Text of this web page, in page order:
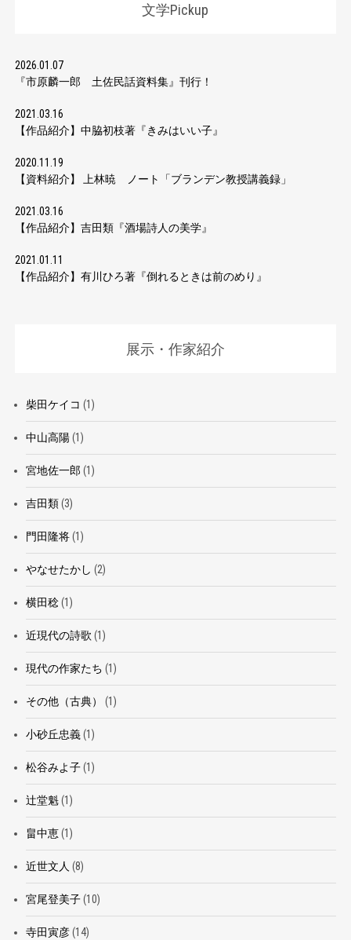
文学Pickup
2026.01.07
『市原麟一郎 土佐民話資料集』刊行！
2021.03.16
【作品紹介】中脇初枝著『きみはいい子』
2020.11.19
【資料紹介】 上林暁 ノート「ブランデン教授講義録」
2021.03.16
【作品紹介】吉田類『酒場詩人の美学』
2021.01.11
【作品紹介】有川ひろ著『倒れるときは前のめり』
展示・作家紹介
柴田ケイコ (1)
中山高陽(1)
宮地佐一郎 (1)
吉田類(3)
門田隆将(1)
やなせたかし (2)
横田稔(1)
近現代の詩歌 (1)
現代の作家たち (1)
その他（古典） (1)
小砂丘忠義(1)
松谷みよ子(1)
辻堂魁(1)
畠中恵(1)
近世文人 (8)
宮尾登美子(10)
寺田寅彦(14)